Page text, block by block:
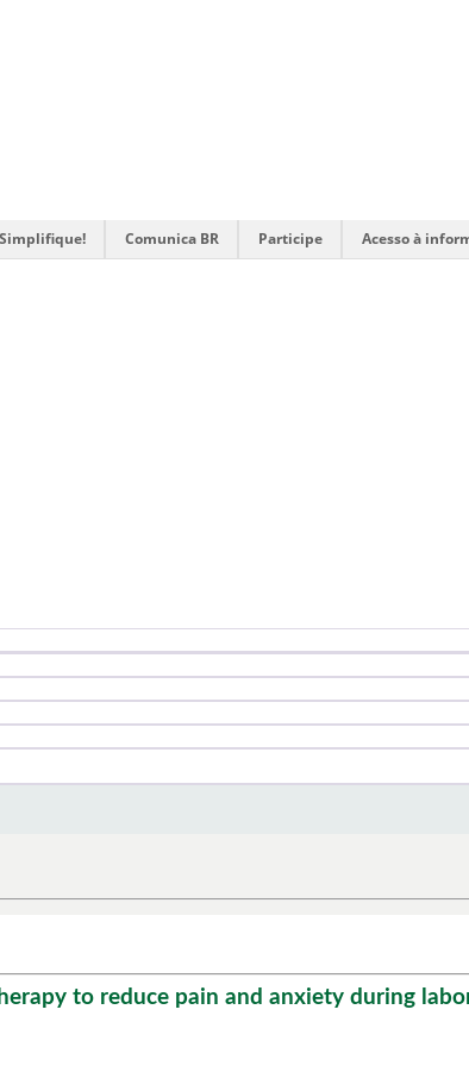
Simplifique! Comunica BR Participe Acesso à
to reduce pain and anxiety during